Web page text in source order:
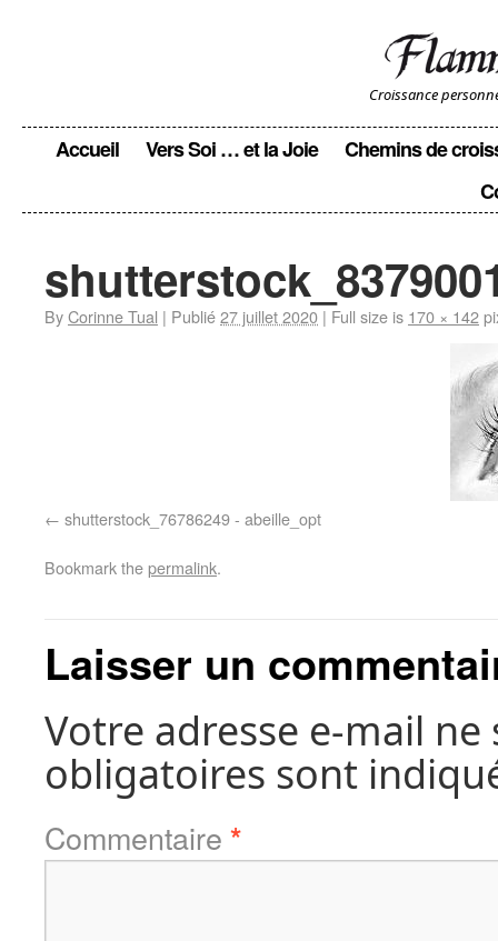
Croissance
Accueil Vers Soi … et la Joie
Chemins de
ByCorinne Tual | Publié27 juillet 2020 | Full size is 170 × 142
shutterstock_76786249 - abeille_opt
Bookmark thepermalink.
Laisser un
Votre adresse e-mail
obligatoires sont
Commentaire *